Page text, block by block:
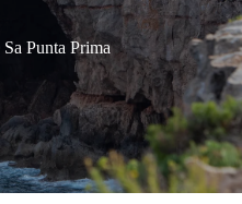
Sa Punta Prima